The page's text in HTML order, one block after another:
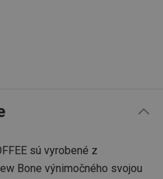
sú vyrobené z
Bone výnimočného svojou